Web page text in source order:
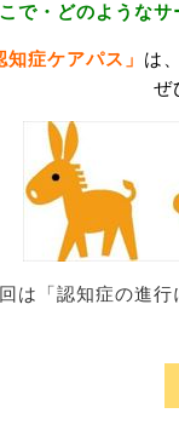
で・どのような
知症ケアパス」 は、
ぜ
は「認知症の進行